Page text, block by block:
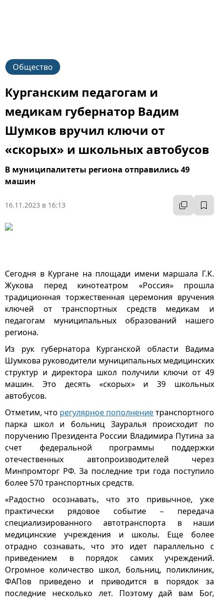
Общество
Курганским педагогам и
медикам губернатор Вадим
Шумков вручил ключи от
«скорых» и школьных автобусов
В муниципалитеты региона отправились 49
машин
16.11.2023 в 16:13
Сегодня в Кургане на площади имени маршала Г.К.
Жукова перед кинотеатром «Россия» прошла
традиционная торжественная церемония вручения
ключей от транспортных средств медикам и
педагогам муниципальных образований нашего
региона.
Из рук губернатора Курганской области Вадима
Шумкова руководители муниципальных медицинских
структур и директора школ получили ключи от 49
машин. Это десять «скорых» и 39 школьных
автобусов.
Отметим, что регулярное пополнениетранспортного
парка школ и больниц Зауралья происходит по
поручению Президента России Владимира Путина за
счет федеральной программы поддержки
отечественных автопроизводителей через
Минпромторг РФ. За последние три года поступило
более 570 транспортных средств.
«Радостно осознавать, что это привычное, уже
практически рядовое событие – передача
специализированного автотранспорта в наши
медицинские учреждения и школы. Еще более
отрадно сознавать, что это идет параллельно с
приведением в порядок самих учреждений.
Огромное количество школ, больниц, поликлиник,
ФАПов приведено и приводится в порядок за
последние несколько лет. Поэтому дай вам Бог,